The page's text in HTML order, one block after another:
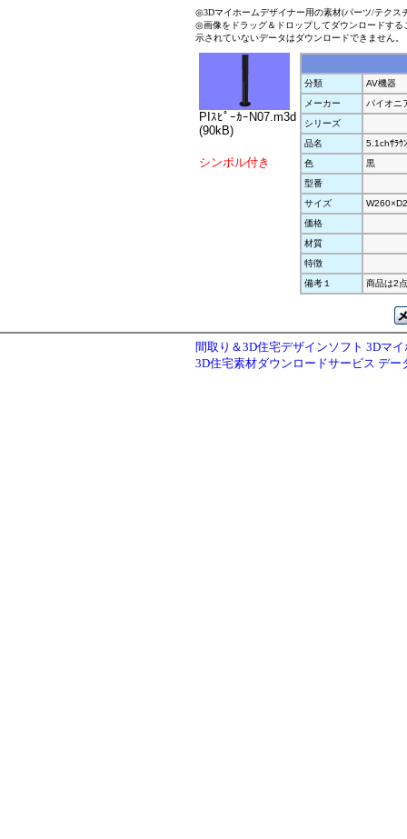
◎3Dマイホームデザイナー用の素材(パーツ/テクス
◎画像をドラッグ＆ドロップしてダウンロードす
示されていないデータはダウンロードできません。
PIｽﾋﾟｰｶｰN07.m3d
(90kB)
シンボル付き
分類
AV機器
メーカー
パイオニ
シリーズ
品名
5.1chｻﾗｳ
色
黒
型番
サイズ
価格
材質
特徴
備考１
商品は2
間取り＆3D住宅デザインソフト 3Dマ
3D住宅素材ダウンロードサービス デー